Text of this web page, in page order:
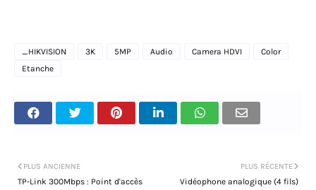
_HIKVISION 3K 5MP Audio Camera HDVI
Color
Etanche
PLUS RÉCENTE
Vidéophone analogique (4 fils)
PLUS ANCIENNE
TP-Link 300Mbps : Point d'accès